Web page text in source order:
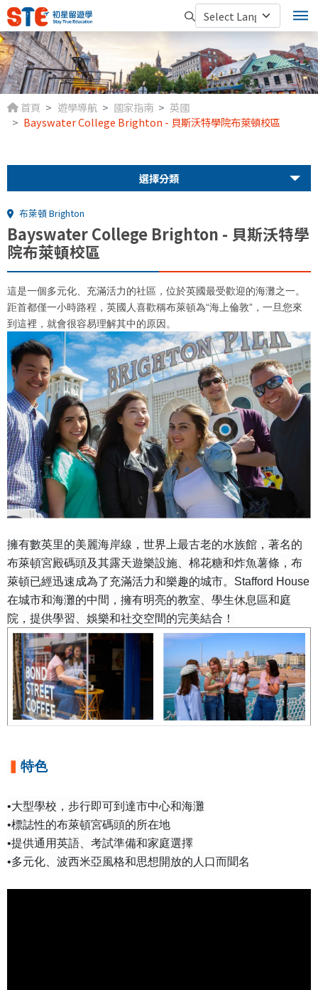
首頁 遊學導航 國家指南
英國
Bayswater College Brighton - 貝斯沃特學院布萊頓校區
選擇分類
布萊頓 Brighton
Bayswater College Brighton - 貝斯沃特學
院布萊頓校區
這是一個多元化、充滿活力的社區，位於英國最受歡迎的海灘之一。
距首都僅一小時路程，英國人喜歡稱布萊頓為“海上倫敦”，一旦您來
到這裡，就會很容易理解其中的原因。
擁有數英里的美麗海岸線，世界上最古老的水族館，著名的
布萊頓宮殿碼頭及其露天遊樂設施、棉花糖和炸魚薯條，布
萊頓已經迅速成為了充滿活力和樂趣的城市。Stafford House
在城市和海灘的中間，擁有明亮的教室、學生休息區和庭
院，提供學習、娛樂和社交空間的完美結合！
特色
•大型學校，步行即可到達市中心和海灘
•標誌性的布萊頓宮碼頭的所在地
•提供通用英語、考試準備和家庭選擇
•多元化、波西米亞風格和思想開放的人口而聞名